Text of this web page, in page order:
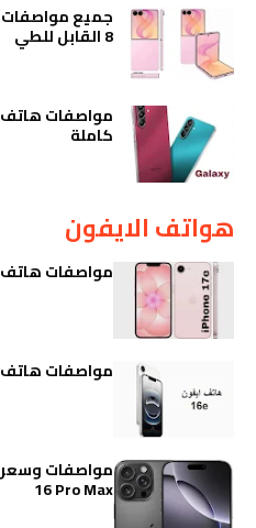
8 القابل للطي
كاملة
هواتف الايفون
مواصفات هاتف iPhone 17e كاملا
مواصفات هاتف iPhone 16e
16 Pro Max